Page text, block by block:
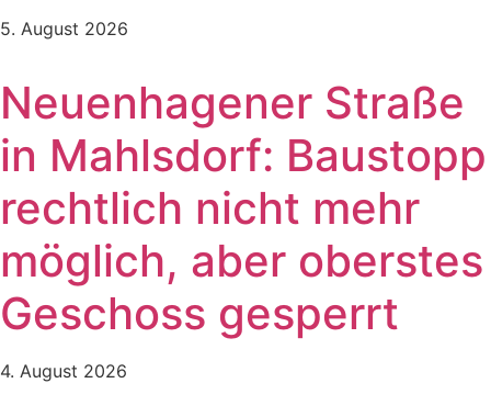
5. August 2026
Neuenhagener Straße
in Mahlsdorf: Baustopp
rechtlich nicht mehr
möglich, aber oberstes
Geschoss gesperrt
4. August 2026